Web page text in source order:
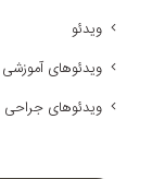
ویدئو
ویدئوهای آموزشی
ویدئوهای جراحی